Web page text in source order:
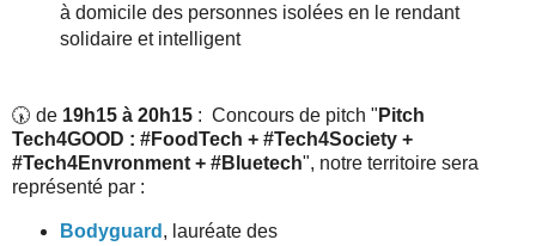
à domicile des personnes isolées en le rendant
solidaire et intelligent
🕠 de 19h15 à 20h15 : Concours de pitch " Pitch
Tech4GOOD : #FoodTech + #Tech4Society +
#Tech4Envronment + #Bluetech", notre territoire sera
représenté par :
Bodyguard , lauréate des